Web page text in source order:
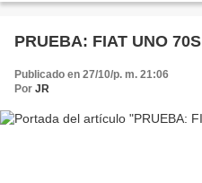
PRUEBA: FIAT UNO 70S
Publicado en 27/10/p. m. 21:06
Por JR